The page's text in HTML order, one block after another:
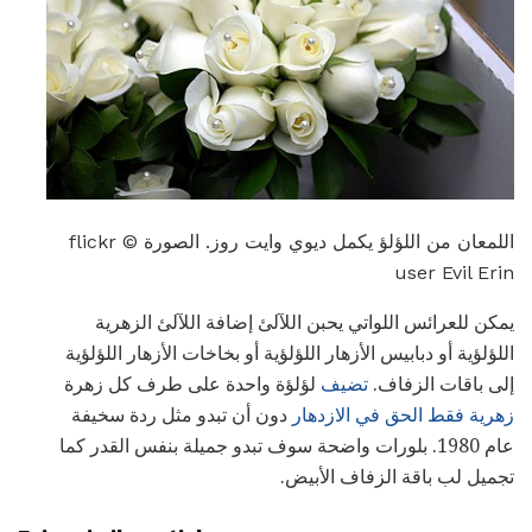
اللمعان من اللؤلؤ يكمل ديوي وايت روز. الصورة © flickr
user Evil Erin
يمكن للعرائس اللواتي يحبن اللآلئ إضافة اللآلئ الزهرية
اللؤلؤية أو دبابيس الأزهار اللؤلؤية أو بخاخات الأزهار اللؤلؤية
إلى باقات الزفاف. تضيف لؤلؤة واحدة على طرف كل زهرة
زهرية فقط الحق في الازدهار دون أن تبدو مثل ردة سخيفة
عام 1980. بلورات واضحة سوف تبدو جميلة بنفس القدر كما
تجميل لب باقة الزفاف الأبيض.